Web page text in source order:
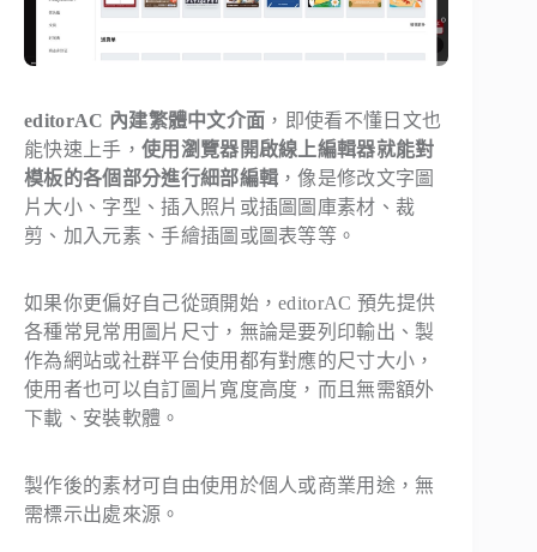
editorAC 內建繁體中文介面 ，即使看不懂日文也
能快速上手， 使用瀏覽器開啟線上編輯器就能對
模板的各個部分進行細部編輯 ，像是修改文字圖
片大小、字型、插入照片或插圖圖庫素材、裁
剪、加入元素、手繪插圖或圖表等等。
如果你更偏好自己從頭開始，editorAC 預先提供
各種常見常用圖片尺寸，無論是要列印輸出、製
作為網站或社群平台使用都有對應的尺寸大小，
使用者也可以自訂圖片寬度高度，而且無需額外
下載、安裝軟體。
製作後的素材可自由使用於個人或商業用途，無
需標示出處來源。